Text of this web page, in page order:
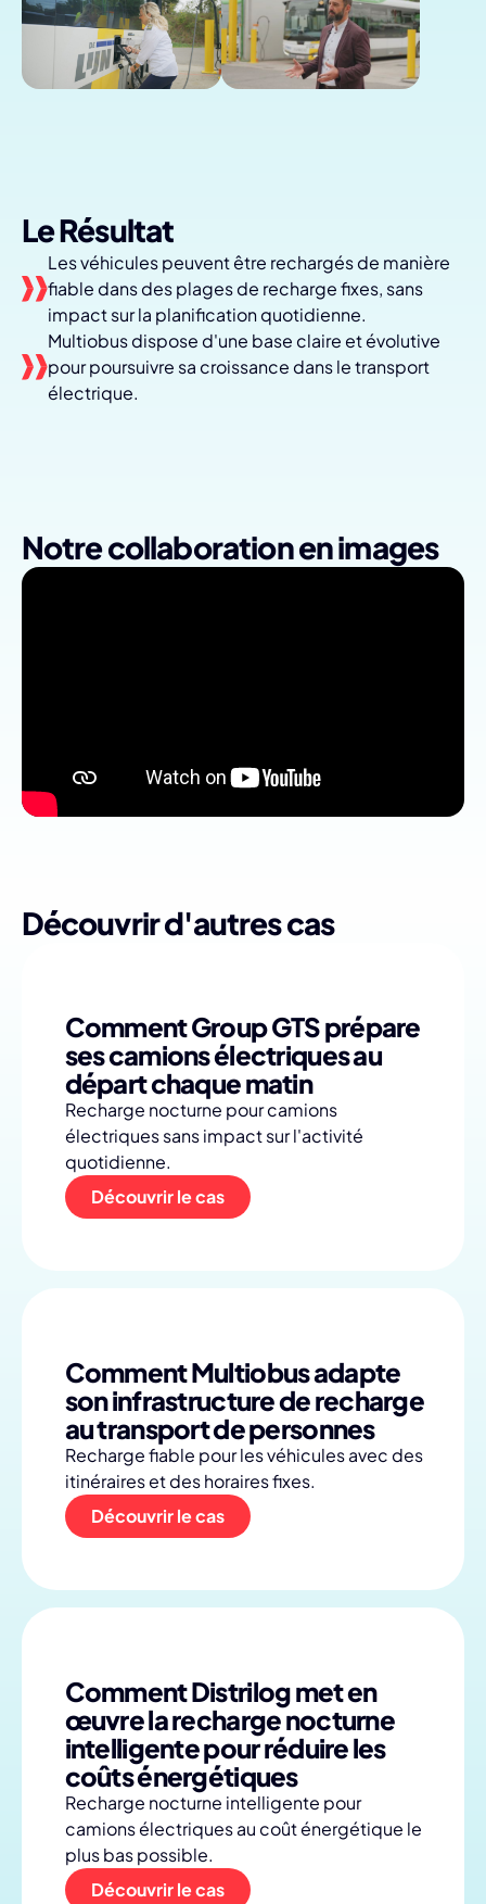
Le Résultat
Les véhicules peuvent être rechargés de manière
fiable dans des plages de recharge fixes, sans
impact sur la planification quotidienne.
Multiobus dispose d'une base claire et évolutive
pour poursuivre sa croissance dans le transport
électrique.
Notre collaboration en images
Découvrir d'autres cas
Comment Group GTS prépare
ses camions électriques au
départ chaque matin
Recharge nocturne pour camions
électriques sans impact sur l'activité
quotidienne.
Découvrir le cas
Comment Multiobus adapte
son infrastructure de recharge
au transport de personnes
Recharge fiable pour les véhicules avec des
itinéraires et des horaires fixes.
Découvrir le cas
Comment Distrilog met en
œuvre la recharge nocturne
intelligente pour réduire les
coûts énergétiques
Recharge nocturne intelligente pour
camions électriques au coût énergétique le
plus bas possible.
Découvrir le cas